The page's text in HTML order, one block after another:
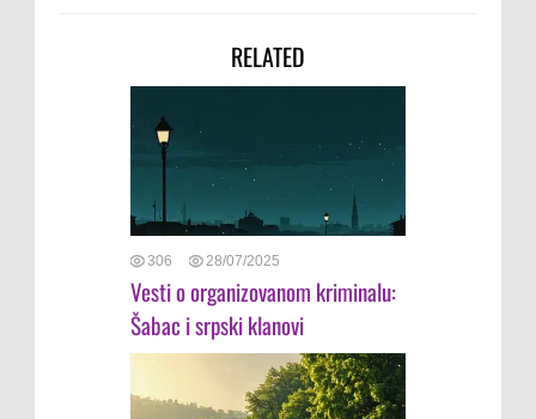
RELATED
306 28/07/2025
Vesti o organizovanom kriminalu:
Šabac i srpski klanovi